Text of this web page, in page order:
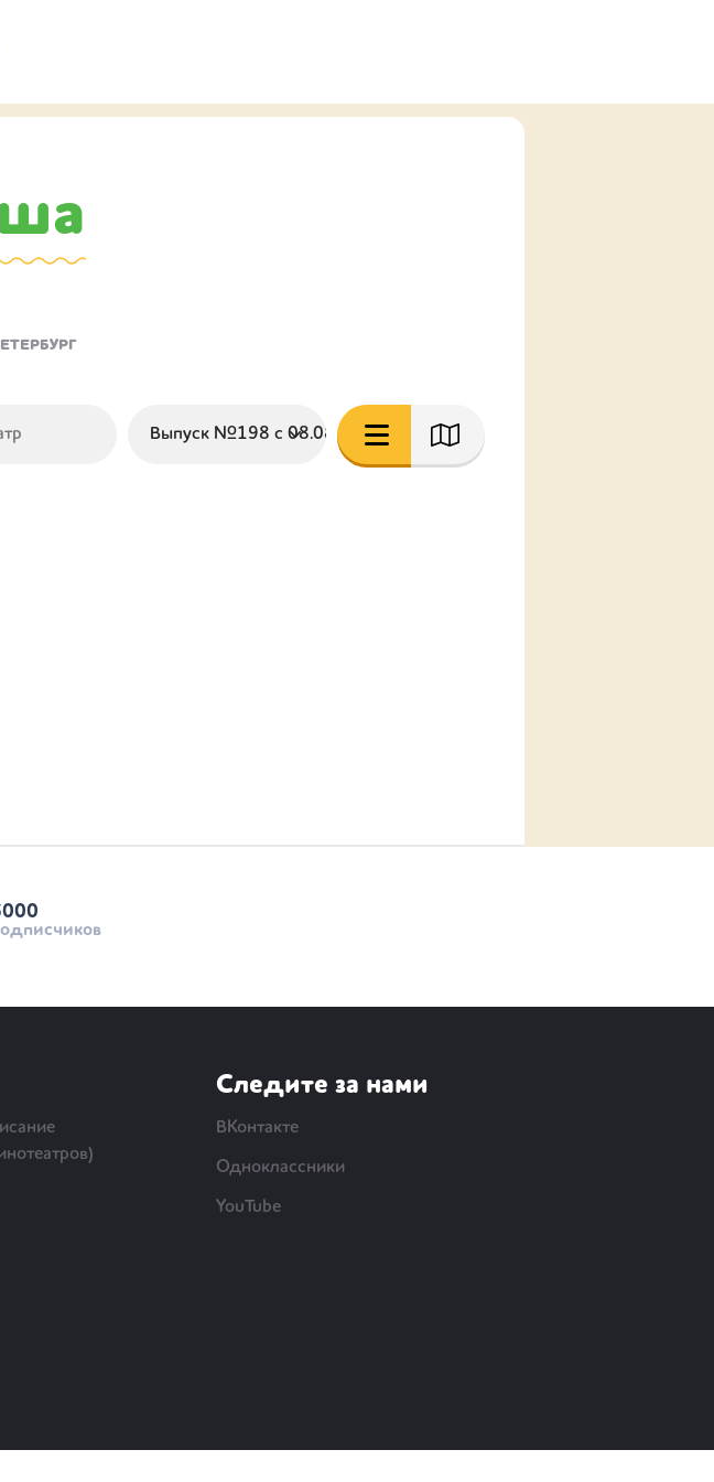
Следите за нами
ВКонтакте
Одноклассники
YouTube